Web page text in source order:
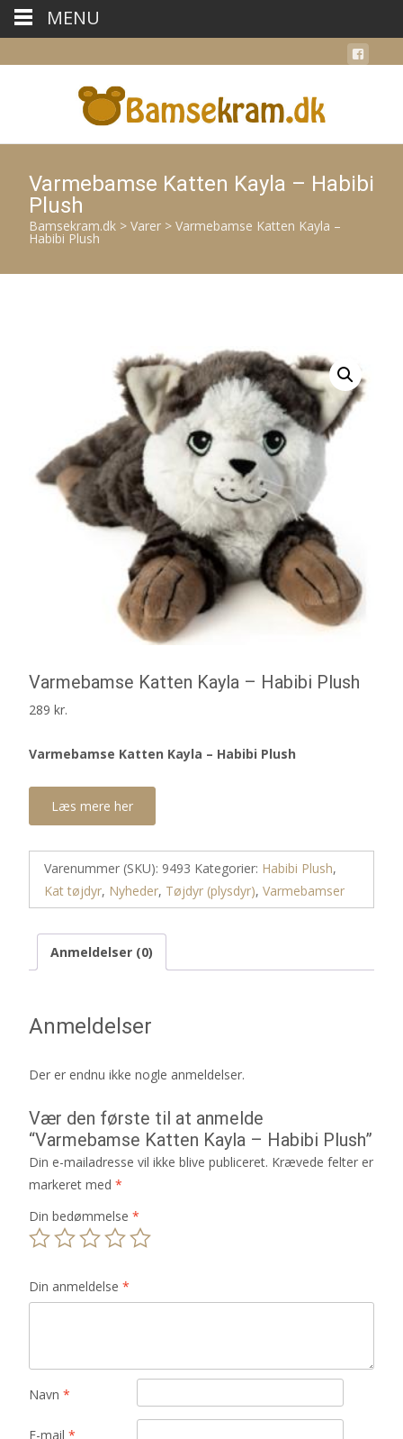
Varmebamse Katten Kayla – Habibi
Plush
Bamsekram.dk > Varer > Varmebamse Katten Kayla –
Habibi Plush
Varmebamse Katten Kayla – Habibi Plush
289 kr.
Varmebamse Katten Kayla – Habibi Plush
Læs mere her
Varenummer (SKU): 9493 Kategorier: Habibi Plush,
Kat tøjdyr, Nyheder, Tøjdyr (plysdyr), Varmebamser
Anmeldelser (0)
Anmeldelser
Der er endnu ikke nogle anmeldelser.
Vær den første til at anmelde
“Varmebamse Katten Kayla – Habibi Plush”
Din e-mailadresse vil ikke blive publiceret. Krævede felter er
markeret med *
Din bedømmelse *
Din anmeldelse *
Navn *
E-mail *
MENU